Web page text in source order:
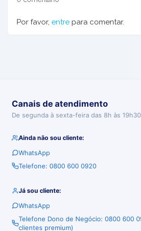
Por favor, entre para comentar.
Canais de atendimento
De segunda à sexta-feira das 8h às 19h30
Ainda não sou cliente:
WhatsApp
Telefone: 0800 600 0920
Já sou cliente:
WhatsApp
Telefone Dono de Negócio: 0800 600
clientes premium)